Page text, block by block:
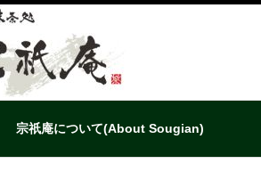
宗祇庵について(About Sougian)